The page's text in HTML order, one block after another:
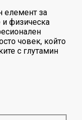
елемент за
физическа
човек, който
с глутамин